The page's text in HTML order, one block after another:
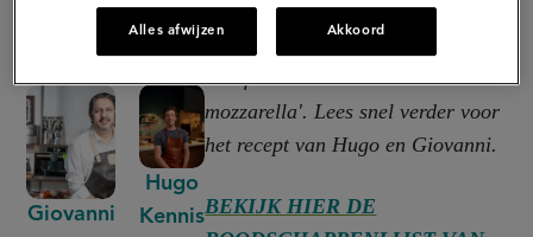
Giovanni
Hugo
Kennis
Een frisse 'Insalata radicchio e
mozzarella'. Lees snel verder voor
het recept van Hugo en Giovanni.
BEKIJK HIER DE
Alles afwijzen Akkoord